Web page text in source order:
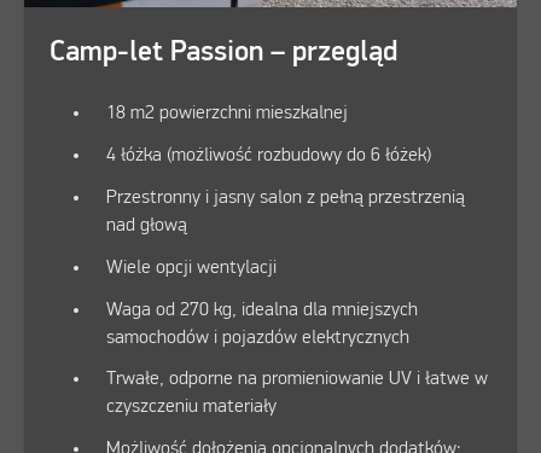
Camp-let Passion – przegląd
18 m2 powierzchni mieszkalnej
4 łóżka (możliwość rozbudowy do 6 łóżek)
Przestronny i jasny salon z pełną przestrzenią
nad głową
Wiele opcji wentylacji
Waga od 270 kg, idealna dla mniejszych
samochodów i pojazdów elektrycznych
Trwałe, odporne na promieniowanie UV i łatwe w
czyszczeniu materiały